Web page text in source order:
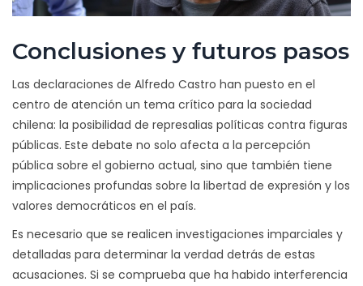
Conclusiones y futuros pasos
Las declaraciones de Alfredo Castro han puesto en el
centro de atención un tema crítico para la sociedad
chilena: la posibilidad de represalias políticas contra figuras
públicas. Este debate no solo afecta a la percepción
pública sobre el gobierno actual, sino que también tiene
implicaciones profundas sobre la libertad de expresión y los
valores democráticos en el país.
Es necesario que se realicen investigaciones imparciales y
detalladas para determinar la verdad detrás de estas
acusaciones. Si se comprueba que ha habido interferencia